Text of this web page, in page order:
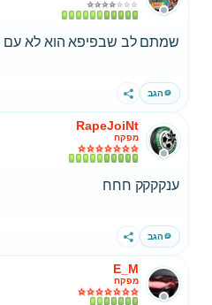
שמתם לב שבפיפא הוא לא עם
הגב שתף
RapeJoiNt
מפקח
ענקקקק חחח
הגב שתף
E_M
מפקח